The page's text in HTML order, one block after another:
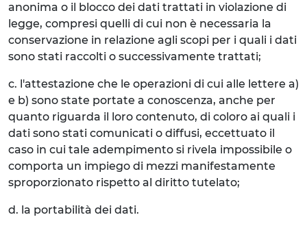
anonima o il blocco dei dati trattati in violazione di
legge, compresi quelli di cui non è necessaria la
conservazione in relazione agli scopi per i quali i dati
sono stati raccolti o successivamente trattati;
c. l'attestazione che le operazioni di cui alle lettere a)
e b) sono state portate a conoscenza, anche per
quanto riguarda il loro contenuto, di coloro ai quali i
dati sono stati comunicati o diffusi, eccettuato il
caso in cui tale adempimento si rivela impossibile o
comporta un impiego di mezzi manifestamente
sproporzionato rispetto al diritto tutelato;
d. la portabilità dei dati.